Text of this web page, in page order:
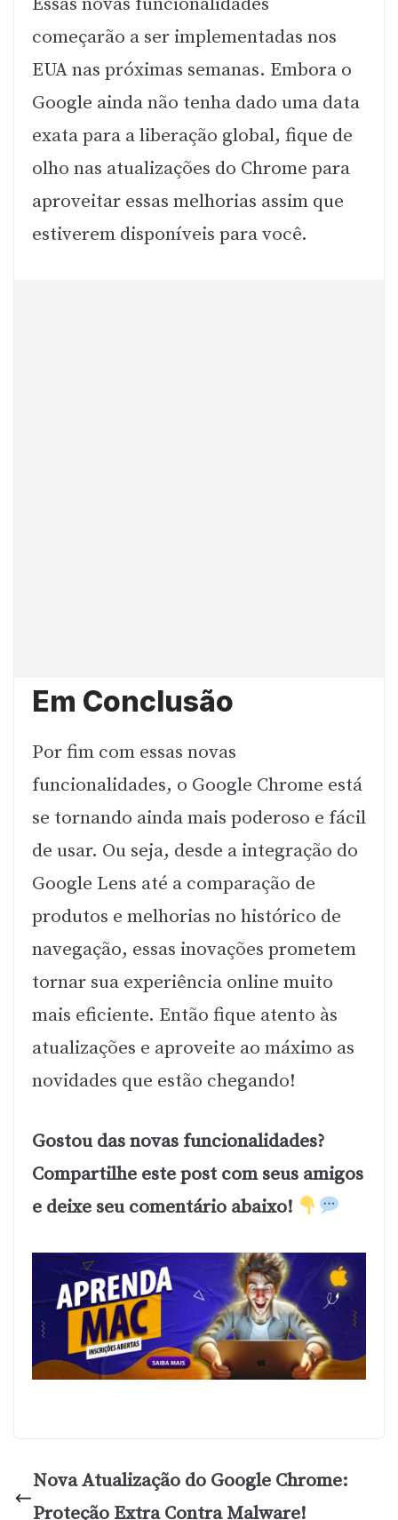
Essas novas funcionalidades
começarão a ser implementadas nos
EUA nas próximas semanas. Embora o
Google ainda não tenha dado uma data
exata para a liberação global, fique de
olho nas atualizações do Chrome para
aproveitar essas melhorias assim que
estiverem disponíveis para você.
Em Conclusão
Por fim com essas novas
funcionalidades, o Google Chrome está
se tornando ainda mais poderoso e fácil
de usar. Ou seja, desde a integração do
Google Lens até a comparação de
produtos e melhorias no histórico de
navegação, essas inovações prometem
tornar sua experiência online muito
mais eficiente. Então fique atento às
atualizações e aproveite ao máximo as
novidades que estão chegando!
Gostou das novas funcionalidades?
Compartilhe este post com seus amigos
e deixe seu comentário abaixo!
Nova Atualização do Google Chrome:
Proteção Extra Contra Malware!